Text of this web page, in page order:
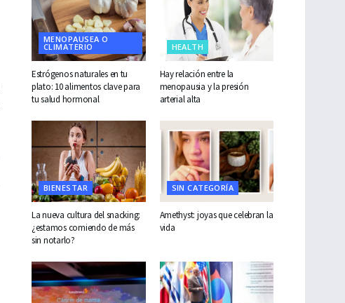
MENOPAUSEA O
CLIMATERIO
Estrógenos naturales en tu
plato: 10 alimentos clave para
tu salud hormonal
HEALTH
Hay relación entre la
menopausia y la presión
arterial alta
BIENESTAR
La nueva cultura del snacking:
¿estamos comiendo de más
sin notarlo?
SIN CATEGORÍA
Amethyst: joyas que celebran la
vida